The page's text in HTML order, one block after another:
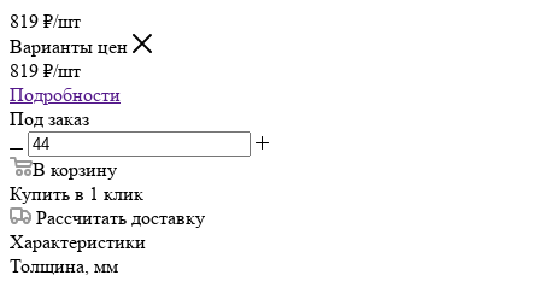
819 ₽/шт
Варианты цен
819 ₽/шт
Подробности
Под заказ
В корзину
Купить в 1 клик
Рассчитать доставку
Характеристики
Толщина, мм